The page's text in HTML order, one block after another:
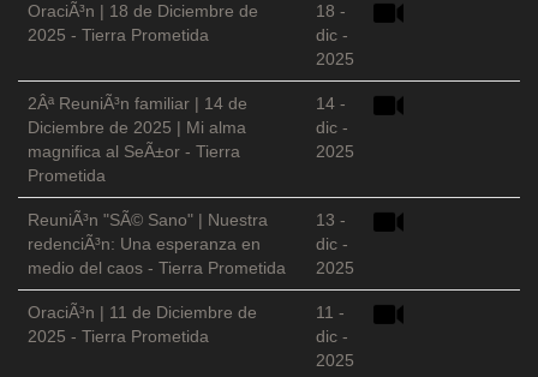
OraciÃ³n | 18 de Diciembre de
2025 - Tierra Prometida
18 -
dic -
2025
2Âª ReuniÃ³n familiar | 14 de
Diciembre de 2025 | Mi alma
magnifica al SeÃ±or - Tierra
Prometida
14 -
dic -
2025
ReuniÃ³n "SÃ© Sano" | Nuestra
redenciÃ³n: Una esperanza en
medio del caos - Tierra Prometida
13 -
dic -
2025
OraciÃ³n | 11 de Diciembre de
2025 - Tierra Prometida
11 -
dic -
2025